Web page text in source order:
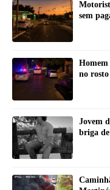
sem
Homem
no
Jovem
briga